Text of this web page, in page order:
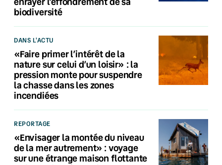
biodiversité
DANS L'ACTU
«Faire primer l’intérêt de la
nature sur celui d’un loisir» : la
pression monte pour suspendre
la chasse dans les zones
incendiées
REPORTAGE
«Envisager la montée du niveau
de la mer autrement» : voyage
sur une étrange maison flottante